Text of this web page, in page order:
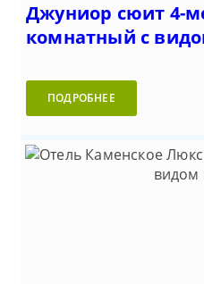
Джуниор сюит 4-
комнатный с
ПОДРОБНЕЕ